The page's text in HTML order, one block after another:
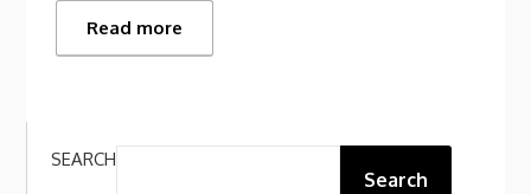
Read more
SEARCH
Search